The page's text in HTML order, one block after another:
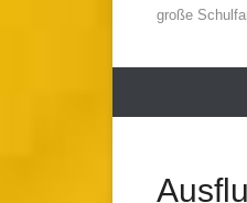
große